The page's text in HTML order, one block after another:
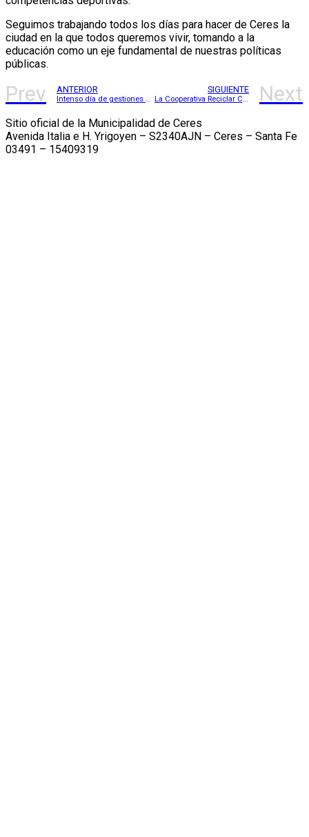
Seguimos trabajando todos los días para hacer de Ceres la
ciudad en la que todos queremos vivir, tomando a la
educación como un eje fundamental de nuestras políticas
públicas.
Prev ANTERIOR SIGUIENTE Next
Sitio oficial de la Municipalidad de Ceres
Avenida Italia e H. Yrigoyen – S2340AJN – Ceres – Santa Fe
03491 – 15409319